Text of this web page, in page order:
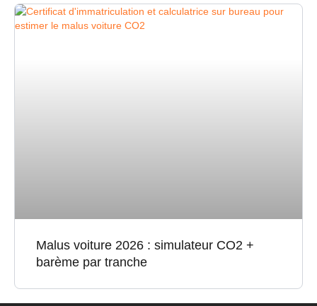
Malus voiture 2026 : simulateur CO2 +
barème par tranche